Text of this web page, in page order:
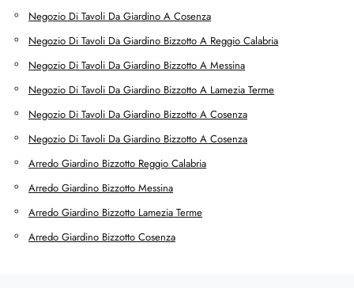
Negozio Di Tavoli Da Giardino A Cosenza
Negozio Di Tavoli Da Giardino Bizzotto A Reggio Calabria
Negozio Di Tavoli Da Giardino Bizzotto A Messina
Negozio Di Tavoli Da Giardino Bizzotto A Lamezia Terme
Negozio Di Tavoli Da Giardino Bizzotto A Cosenza
Negozio Di Tavoli Da Giardino Bizzotto A Cosenza
Arredo Giardino Bizzotto Reggio Calabria
Arredo Giardino Bizzotto Messina
Arredo Giardino Bizzotto Lamezia Terme
Arredo Giardino Bizzotto Cosenza